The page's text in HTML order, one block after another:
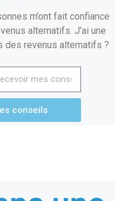
m’ont fait confiance
alternatifs. J’ai une
des revenus alternatifs ?
conseils